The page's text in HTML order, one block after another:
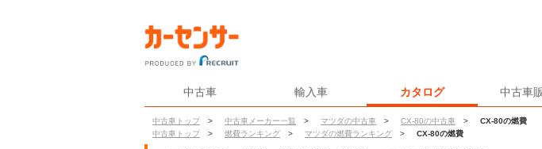
中古車 輸入車 カタログ 中古車
中古車トップ > 中古車メーカー一覧 > マツダの中古車 > CX-80の中古車 >
CX-80の燃費
中古車トップ
> 燃費ランキング > マツダの燃費ランキング > CX-80の燃費